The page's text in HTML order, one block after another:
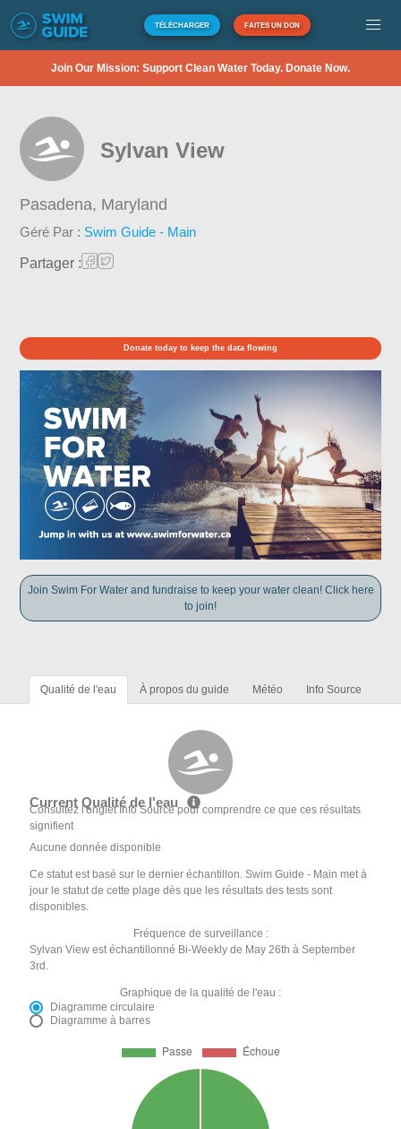
TÉLÉCHARGER FAITES UN DON
Join Our Mission: Support Clean Water Today. Donate Now.
Sylvan View
Pasadena, Maryland
Géré Par : Swim Guide - Main
Partager :
Donate today to keep the data flowing
Join Swim For Water and fundraise to keep your water clean! Click here
to join!
Qualité de l'eau À propos du guide Météo Info Source
Current Qualité de l'eau
Consultez l'onglet Info Source pour comprendre ce que ces résultats
signifient
Aucune donnée disponible
Ce statut est basé sur le dernier échantillon. Swim Guide - Main met à
jour le statut de cette plage dès que les résultats des tests sont
disponibles.
Fréquence de surveillance :
Sylvan View est échantillonné Bi-Weekly de May 26th à September
3rd.
Graphique de la qualité de l'eau :
Diagramme circulaire
Diagramme à barres